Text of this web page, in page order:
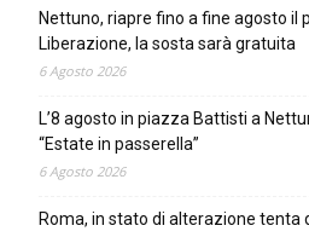
Nettuno, riapre fino a fine agosto il
Liberazione, la sosta sarà gratuita
6 Agosto 2026
L’8 agosto in piazza Battisti a
“Estate in passerella”
6 Agosto 2026
Roma, in stato di alterazione tenta